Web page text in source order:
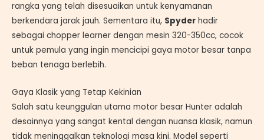
rangka yang telah disesuaikan untuk kenyamanan
berkendara jarak jauh. Sementara itu, Spyder hadir
sebagai chopper learner dengan mesin 320-350cc, cocok
untuk pemula yang ingin mencicipi gaya motor besar tanpa
beban tenaga berlebih.
Gaya Klasik yang Tetap Kekinian
Salah satu keunggulan utama motor besar Hunter adalah
desainnya yang sangat kental dengan nuansa klasik, namun
tidak meninggalkan teknologi masa kini. Model seperti